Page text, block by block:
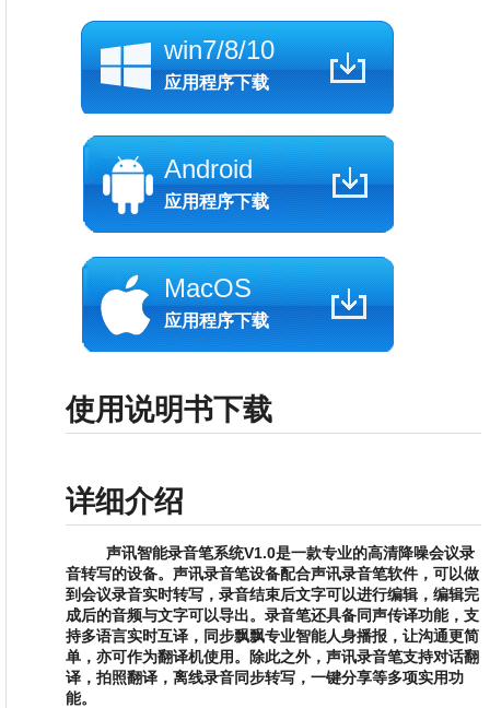
win7/8/10
应用程序下载
Android
应用程序下载
MacOS
应用程序下载
使用说明书下载
详细介绍
声讯智能录音笔系统V1.0是一款专业的高清降噪会议录
音转写的设备。声讯录音笔设备配合声讯录音笔软件，可以做
到会议录音实时转写，录音结束后文字可以进行编辑，编辑完
成后的音频与文字可以导出。录音笔还具备同声传译功能，支
持多语言实时互译，同步飘飘专业智能人身播报，让沟通更简
单，亦可作为翻译机使用。除此之外，声讯录音笔支持对话翻
译，拍照翻译，离线录音同步转写，一键分享等多项实用功
能。